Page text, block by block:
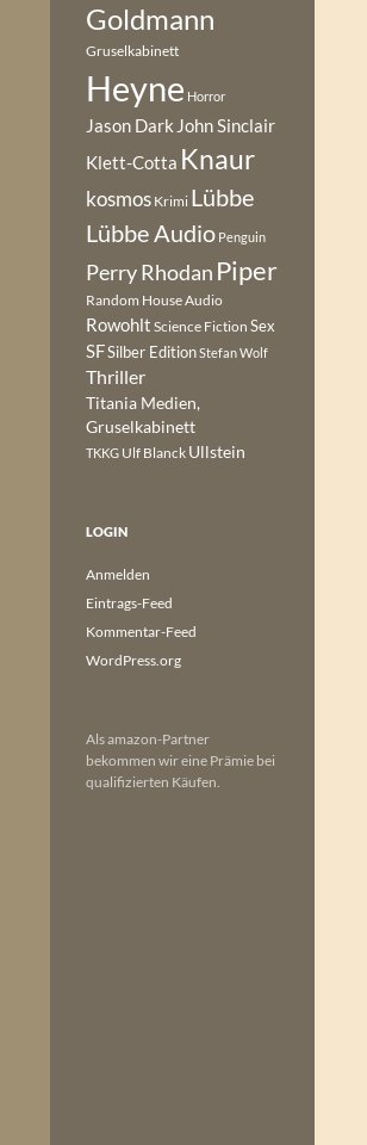
Goldmann
Gruselkabinett
Heyne Horror
Jason Dark John Sinclair
Klett-Cotta Knaur
kosmos Krimi Lübbe
Lübbe Audio Penguin
Perry Rhodan Piper
Random House Audio
Rowohlt Science Fiction Sex
SFSilber EditionStefan Wolf
Thriller
Titania Medien,
Gruselkabinett
TKKG Ulf Blanck Ullstein
LOGIN
Anmelden
Eintrags-Feed
Kommentar-Feed
WordPress.org
Als amazon-Partner
bekommen wir eine Prämie bei
qualifizierten Käufen.